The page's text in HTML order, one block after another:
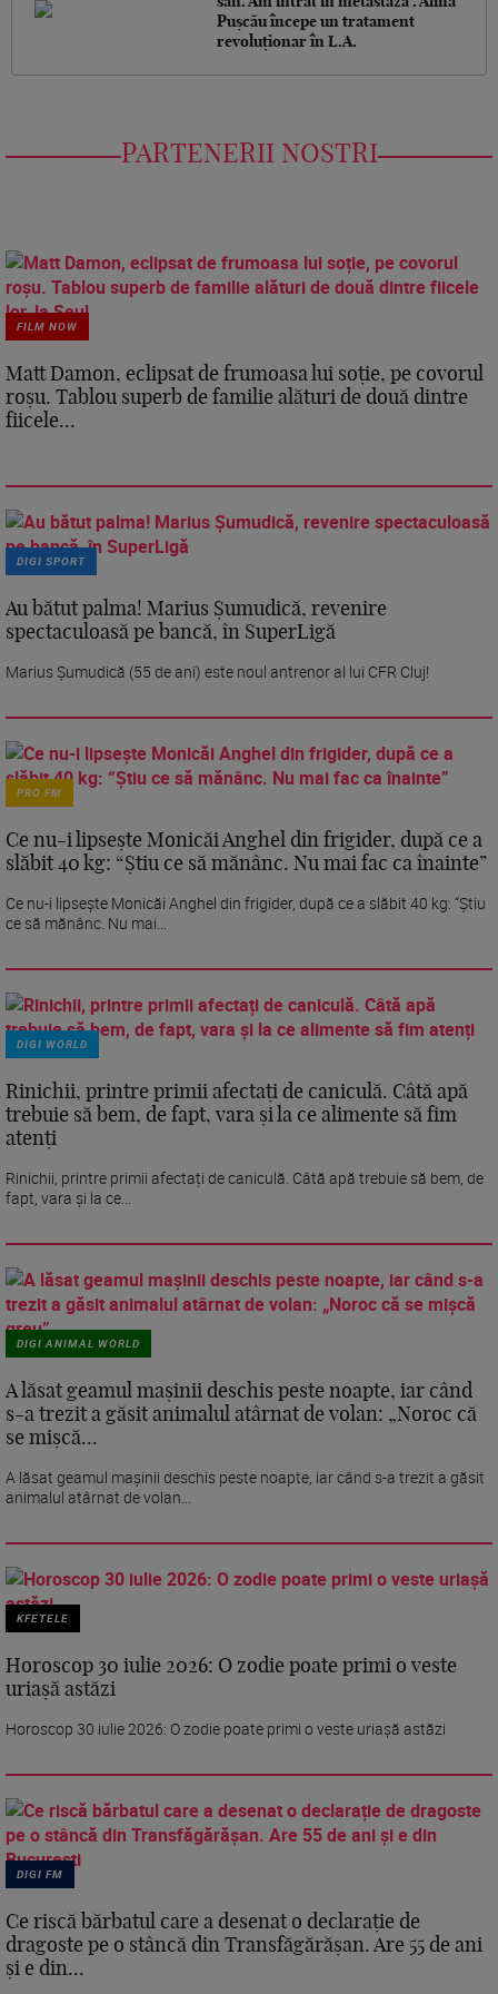
Pușcău începe un tratament
revoluționar în L.A.
PARTENERII NOSTRI
FILM NOW
Matt Damon, eclipsat de frumoasa lui soție, pe covorul
roșu. Tablou superb de familie alături de două dintre
fiicele...
DIGI SPORT
Au bătut palma! Marius Șumudică, revenire
spectaculoasă pe bancă, în SuperLigă
Marius Șumudică (55 de ani) este noul antrenor al lui CFR Cluj!
PRO FM
Ce nu-i lipsește Monicăi Anghel din frigider, după ce a
slăbit 40 kg: “Știu ce să mănânc. Nu mai fac ca înainte”
Ce nu-i lipsește Monicăi Anghel din frigider, după ce a slăbit 40 kg: “Știu
ce să mănânc. Nu mai...
DIGI WORLD
Rinichii, printre primii afectați de caniculă. Câtă apă
trebuie să bem, de fapt, vara și la ce alimente să fim
atenți
Rinichii, printre primii afectați de caniculă. Câtă apă trebuie să bem, de
fapt, vara și la ce...
DIGI ANIMAL WORLD
A lăsat geamul mașinii deschis peste noapte, iar când
s-a trezit a găsit animalul atârnat de volan: „Noroc că
se mișcă...
A lăsat geamul mașinii deschis peste noapte, iar când s-a trezit a găsit
animalul atârnat de volan...
KFETELE
Horoscop 30 iulie 2026: O zodie poate primi o veste
uriașă astăzi
Horoscop 30 iulie 2026: O zodie poate primi o veste uriașă astăzi
DIGI FM
Ce riscă bărbatul care a desenat o declarație de
dragoste pe o stâncă din Transfăgărășan. Are 55 de ani
și e din...